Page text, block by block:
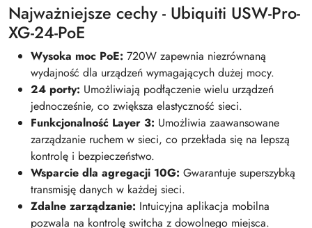
Najważniejsze cechy - Ubiquiti USW-Pro-
XG-24-PoE
Wysoka moc PoE: 720W zapewnia niezrównaną
wydajność dla urządzeń wymagających dużej mocy.
24 porty: Umożliwiają podłączenie wielu urządzeń
jednocześnie, co zwiększa elastyczność sieci.
Funkcjonalność Layer 3: Umożliwia zaawansowane
zarządzanie ruchem w sieci, co przekłada się na lepszą
kontrolę i bezpieczeństwo.
Wsparcie dla agregacji 10G: Gwarantuje superszybką
transmisję danych w każdej sieci.
Zdalne zarządzanie: Intuicyjna aplikacja mobilna
pozwala na kontrolę switcha z dowolnego miejsca.